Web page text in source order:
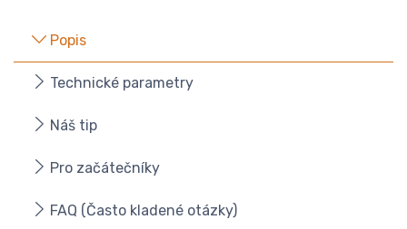
Popis
Technické parametry
Náš tip
Pro začátečníky
FAQ (Často kladené otázky)